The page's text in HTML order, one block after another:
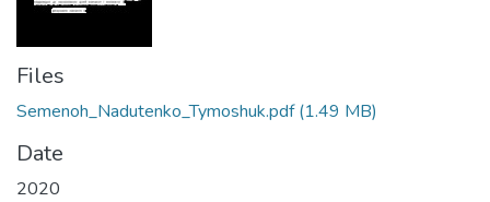
Files
Semenoh_Nadutenko_Tymoshuk.pdf(1.49 MB)
Date
2020